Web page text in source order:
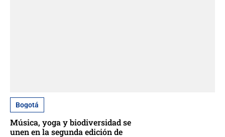
Bogotá
Música, yoga y biodiversidad se
unen en la segunda edición de